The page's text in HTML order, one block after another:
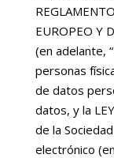
EUROPEO Y
(en adelante,
personas
de datos
datos, y la
de la
electrónico